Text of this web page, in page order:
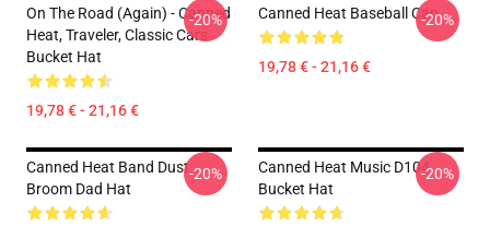
On The Road (again) - Canned
Heat, Traveler, Classic Cars
Bucket Hat
19,78 € - 21,16 €
-20% Canned Heat Baseball Cap
19,78 € - 21,16 €
-20%
Canned Heat Band Dust
Broom Dad Hat
-20%
Canned Heat Music D104
Bucket Hat
-20%